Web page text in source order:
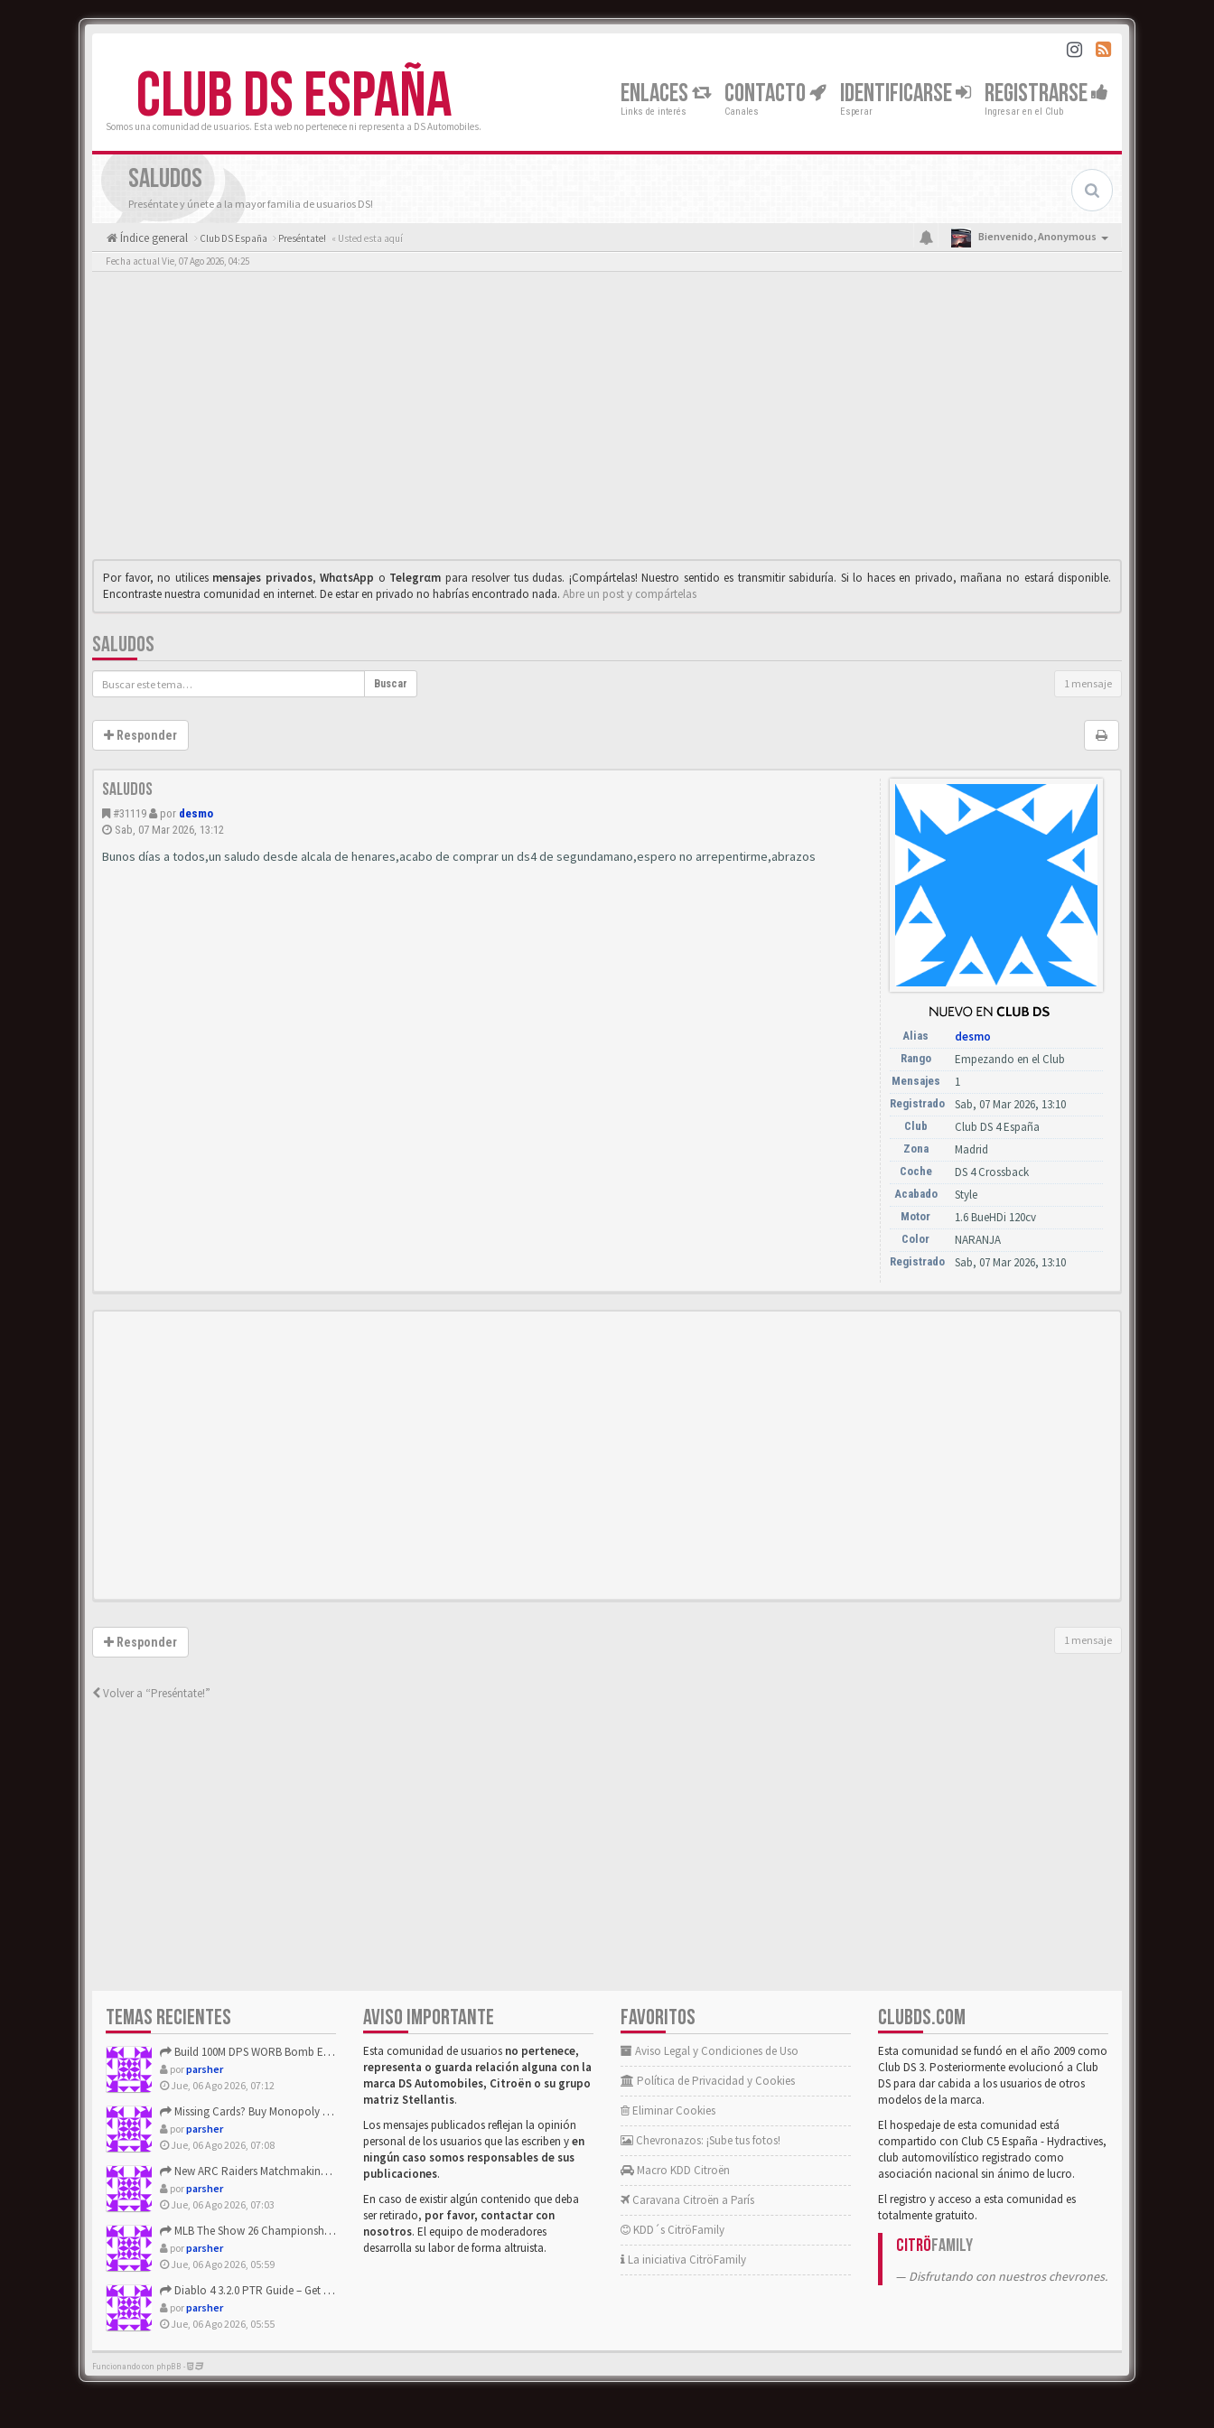
CLUB DS ESPAÑA
Somos una comunidad de usuarios. Esta web no pertenece ni representa a DS Automobiles.
ENLACES
Links de interés
CONTACTO
Canales
IDENTIFICARSE
Esperar
REGISTRARSE
Ingresar en el Club
SALUDOS
Preséntate y únete a la mayor familia de usuarios DS!
Índice general Club DS España Preséntate! « Usted esta aquí Bienvenido,Anonymous
Fecha actual Vie, 07 Ago 2026, 04:25
Por favor, no utilices mensajes privados,WhαtsApp o Telegrαm para resolver tus dudas. ¡Compártelas! Nuestro sentido es transmitir sabiduría. Si lo haces en privado, mañana no estará disponible.
Encontraste nuestra comunidad en internet. De estar en privado no habrías encontrado nada. Abre un post y compártelas
SALUDOS
Buscar 1 mensaje
Responder
saludos
#31119 por desmo
Sab, 07 Mar 2026, 13:12
Bunos días a todos,un saludo desde alcala de henares,acabo de comprar un ds4 de segundamano,espero no arrepentirme,abrazos
Alias desmo
Rango Empezando en el Club
Mensajes 1
Registrado Sab, 07 Mar 2026, 13:10
Club Club DS 4 España
Zona Madrid
Coche DS 4 Crossback
Acabado Style
Motor 1.6 BueHDi 120cv
Color NARANJA
Registrado Sab, 07 Mar 2026, 13:10
Responder 1 mensaje
Volver a “Preséntate!”
TEMAS RECIENTES
Build 100M DPS WORB Bomb Elementalist Fast - Grab POE Curren...
porparsher
Jue, 06 Ago 2026, 07:12
Missing Cards? Buy Monopoly Go Happy Harvest with Looney Tun...
porparsher
Jue, 06 Ago 2026, 07:08
New ARC Raiders Matchmaking Update: Stop Failed - Grab Bluep...
porparsher
Jue, 06 Ago 2026, 07:03
MLB The Show 26 Championship Series Update! Get Cheap & ...
porparsher
Jue, 06 Ago 2026, 05:59
Diablo 4 3.2.0 PTR Guide – Get 8% Off Items Quickly to Test ...
porparsher
Jue, 06 Ago 2026, 05:55
AVISO IMPORTANTE
Esta comunidad de usuarios no pertenece,
representa o guarda relación alguna con la
marca DS Automobiles, Citroën o su grupo
matriz Stellantis.
Los mensajes publicados reflejan la opinión
personal de los usuarios que las escriben yen
ningún caso somos responsables de sus
publicaciones.
En caso de existir algún contenido que deba
ser retirado, por favor, contactar con
nosotros. El equipo de moderadores
desarrolla su labor de forma altruista.
FAVORITOS
Aviso Legal y Condiciones de Uso
Política de Privacidad y Cookies
Eliminar Cookies
Chevronazos: ¡Sube tus fotos!
Macro KDD Citroën
Caravana Citroën a París
KDD´s CitröFamily
La iniciativa CitröFamily
CLUBDS.COM
Esta comunidad se fundó en el año 2009 como
Club DS 3. Posteriormente evolucionó a Club
DS para dar cabida a los usuarios de otros
modelos de la marca.
El hospedaje de esta comunidad está
compartido con Club C5 España - Hydractives,
club automovilístico registrado como
asociación nacional sin ánimo de lucro.
El registro y acceso a esta comunidad es
totalmente gratuito.
CitröFamily
Disfrutando con nuestros chevrones.
Funcionando con phpBB -